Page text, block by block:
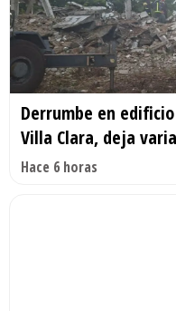
Derrumbe en
Villa Clara, deja
Hace 6 horas